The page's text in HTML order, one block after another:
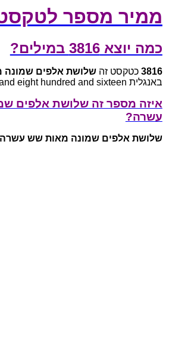
ממיר מספר
כמה יוצא 3816 במילים?
3816 כטקסט זהשלושת אלפים
באנגלית three thousand eight hundred and sixteen
איזה מספר זה שלושת אלפים
עשרה?
שלושת אלפים שמונה מאות שש עשרה